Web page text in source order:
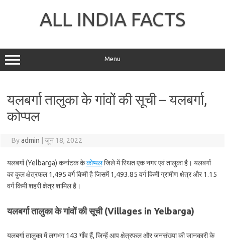
ALL INDIA FACTS
Menu
यलबर्गा तालुका के गांवों की सूची – यलबर्गा,
कोप्पल
Byadmin जून 18, 2022
यलबर्गा (Yelbarga) कर्नाटक केकोप्पलजिले में स्थित एक नगर एवं तालुका है। यलबर्गा
का कुल क्षेत्रफल 1,495 वर्ग किमी है जिसमें 1,493.85 वर्ग किमी ग्रामीण क्षेत्र और 1.15
वर्ग किमी शहरी क्षेत्र शामिल है।
यलबर्गा तालुका के गांवों की सूची (Villages in Yelbarga)
यलबर्गा तालुका में लगभग 143 गाँव हैं, जिन्हें आप क्षेत्रफल और जनसंख्या की जानकारी के